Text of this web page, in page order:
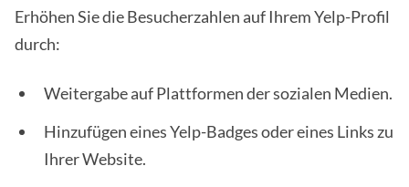
Erhöhen Sie die Besucherzahlen auf Ihrem Yelp-Profil
durch:
Weitergabe auf Plattformen der sozialen Medien.
Hinzufügen eines Yelp-Badges oder eines Links zu
Ihrer Website.